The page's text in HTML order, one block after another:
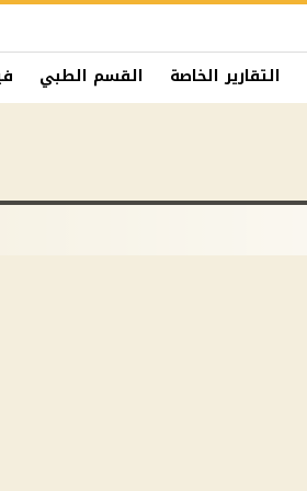
التقارير الخاصة القسم الطبي